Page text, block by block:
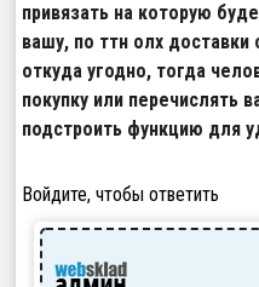
привязать на которую
вашу, по ттн олх
откуда угодно, тогда
покупку или перечислять
подстроить функцию для
Войдите, чтобы ответить